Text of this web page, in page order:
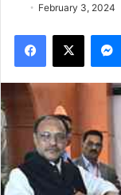
February 3, 2024
Facebook
X